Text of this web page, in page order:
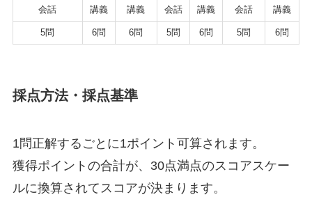
会話 講義 講義 会話 講義 会話 講義
5問 6問 6問 5問 6問 5問 6問
採点方法・採点基準
1問正解するごとに1ポイント可算されます。
獲得ポイントの合計が、30点満点のスコアスケー
ルに換算されてスコアが決まります。